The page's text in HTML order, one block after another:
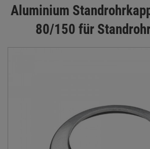
Aluminium
80/150 für